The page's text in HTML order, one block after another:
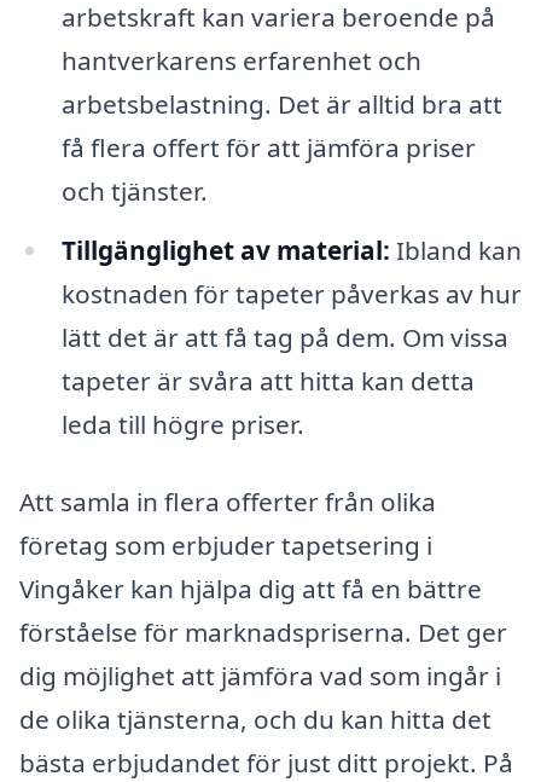
arbetskraft kan variera beroende på
hantverkarens erfarenhet och
arbetsbelastning. Det är alltid bra att
få flera offert för att jämföra priser
och tjänster.
Tillgänglighet av material: Ibland kan
kostnaden för tapeter påverkas av hur
lätt det är att få tag på dem. Om vissa
tapeter är svåra att hitta kan detta
leda till högre priser.
Att samla in flera offerter från olika
företag som erbjuder tapetsering i
Vingåker kan hjälpa dig att få en bättre
förståelse för marknadspriserna. Det ger
dig möjlighet att jämföra vad som ingår i
de olika tjänsterna, och du kan hitta det
bästa erbjudandet för just ditt projekt. På